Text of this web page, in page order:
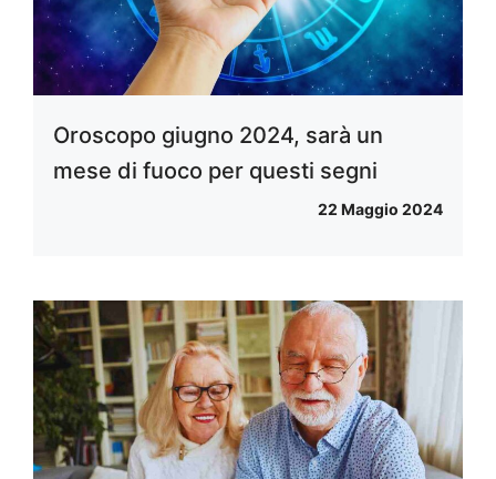
Oroscopo giugno 2024, sarà un
mese di fuoco per questi segni
22 Maggio 2024